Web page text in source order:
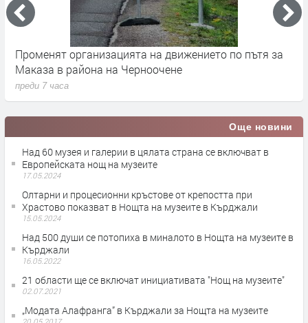
Променят организацията на движението по пътя за
Маказа в района на Черноочене
преди 7 часа
Още новини
Над 60 музея и галерии в цялата страна се включват в
Европейската нощ на музеите
17.05.2024
Олтарни и процесионни кръстове от крепостта при
Храстово показват в Нощта на музеите в Кърджали
15.05.2024
Над 500 души се потопиха в миналото в Нощта на музеите в
Кърджали
16.05.2022
21 области ще се включат инициативата "Нощ на музеите"
02.07.2021
„Модата Алафранга” в Кърджали за Нощта на музеите